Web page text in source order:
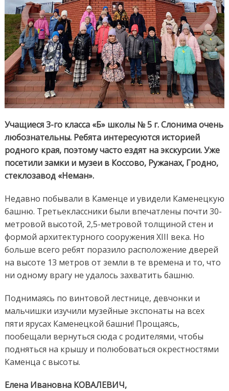
Учащиеся 3-го класса «Б» школы № 5 г. Слонима очень
любознательны. Ребята интересуются историей
родного края, поэтому часто ездят на экскурсии. Уже
посетили замки и музеи в Коссово, Ружанах, Гродно,
стеклозавод «Неман».
Недавно побывали в Каменце и увидели Каменецкую
башню. Третьеклассники были впечатлены почти 30-
метровой высотой, 2,5-метровой толщиной стен и
формой архитектурного сооружения XIII века. Но
больше всего ребят поразило расположение дверей
на высоте 13 метров от земли в те времена и то, что
ни одному врагу не удалось захватить башню.
Поднимаясь по винтовой лестнице, девчонки и
мальчишки изучили музейные экспонаты на всех
пяти ярусах Каменецкой башни! Прощаясь,
пообещали вернуться сюда с родителями, чтобы
подняться на крышу и полюбоваться окрестностями
Каменца с высоты.
Елена Ивановна КОВАЛЕВИЧ,